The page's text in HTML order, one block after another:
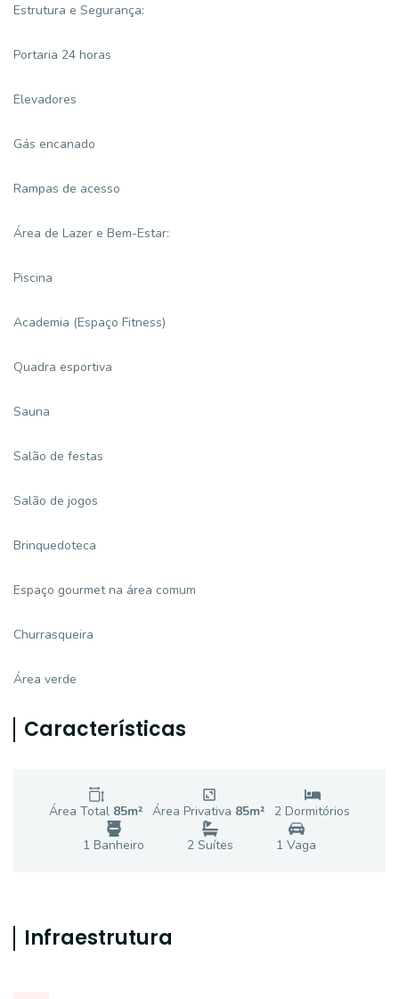
Estrutura e Segurança:
Portaria 24 horas
Elevadores
Gás encanado
Rampas de acesso
Área de Lazer e Bem-Estar:
Piscina
Academia (Espaço Fitness)
Quadra esportiva
Sauna
Salão de festas
Salão de jogos
Brinquedoteca
Espaço gourmet na área comum
Churrasqueira
Área verde
Características
Área Total 85m² Área Privativa 85m² 2 Dormitórios
1 Banheiro 2 Suítes 1 Vaga
Infraestrutura